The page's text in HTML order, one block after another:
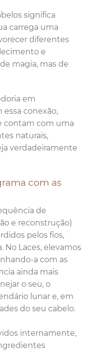
significa
carrega uma
diferentes
e
magia, mas de
em
conexão,
contam com uma
naturais,
verdadeiramente
com as
de
e reconstrução)
pelos fios,
No Laces, elevamos
a com as
ainda mais
o seu, o
lunar e, em
do seu cabelo.
internamente,